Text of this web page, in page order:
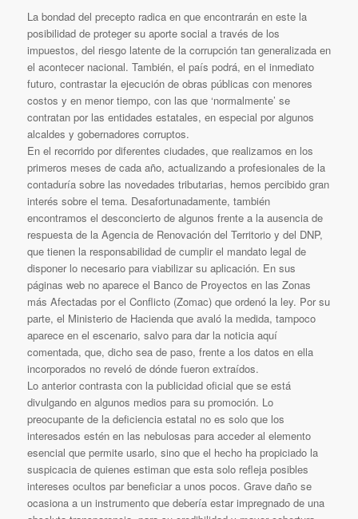
La bondad del precepto radica en que encontrarán en este la
posibilidad de proteger su aporte social a través de los
impuestos, del riesgo latente de la corrupción tan generalizada en
el acontecer nacional. También, el país podrá, en el inmediato
futuro, contrastar la ejecución de obras públicas con menores
costos y en menor tiempo, con las que ‘normalmente’ se
contratan por las entidades estatales, en especial por algunos
alcaldes y gobernadores corruptos.
En el recorrido por diferentes ciudades, que realizamos en los
primeros meses de cada año, actualizando a profesionales de la
contaduría sobre las novedades tributarias, hemos percibido gran
interés sobre el tema. Desafortunadamente, también
encontramos el desconcierto de algunos frente a la ausencia de
respuesta de la Agencia de Renovación del Territorio y del DNP,
que tienen la responsabilidad de cumplir el mandato legal de
disponer lo necesario para viabilizar su aplicación. En sus
páginas web no aparece el Banco de Proyectos en las Zonas
más Afectadas por el Conflicto (Zomac) que ordenó la ley. Por su
parte, el Ministerio de Hacienda que avaló la medida, tampoco
aparece en el escenario, salvo para dar la noticia aquí
comentada, que, dicho sea de paso, frente a los datos en ella
incorporados no reveló de dónde fueron extraídos.
Lo anterior contrasta con la publicidad oficial que se está
divulgando en algunos medios para su promoción. Lo
preocupante de la deficiencia estatal no es solo que los
interesados estén en las nebulosas para acceder al elemento
esencial que permite usarlo, sino que el hecho ha propiciado la
suspicacia de quienes estiman que esta solo refleja posibles
intereses ocultos par beneficiar a unos pocos. Grave daño se
ocasiona a un instrumento que debería estar impregnado de una